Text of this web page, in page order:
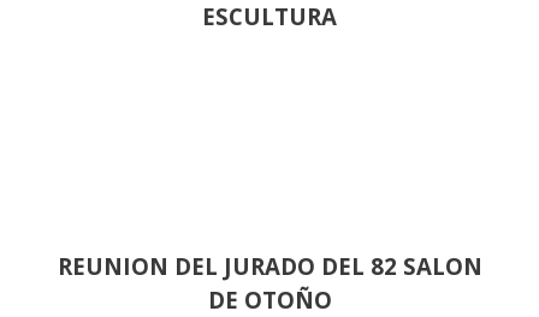
ESCULTURA
REUNION DEL JURADO DEL 82 SALON
DE OTOÑO